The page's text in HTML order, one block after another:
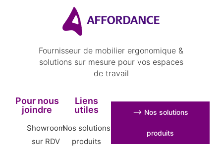
Fournisseur de mobilier ergonomique &
solutions sur mesure pour vos espaces
de travail
Pour nous
joindre
Showroom
sur RDV
Liens
utiles
Nos solutions
produits
⟶ Nos solutions
produits